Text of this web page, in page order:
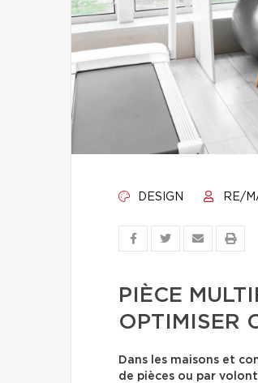
DESIGN RE/
PIÈCE
OPTIMISER
Dans les maisons et
de pièces ou par